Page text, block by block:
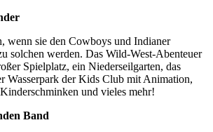
wenn sie den Cowboys und Indianer
solchen werden. Das Wild-West-Abenteuer
Spielplatz, ein Niederseilgarten, das
Wasserpark der Kids Club mit Animation,
und vieles mehr!
Band